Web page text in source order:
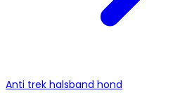
Anti trek halsband hond